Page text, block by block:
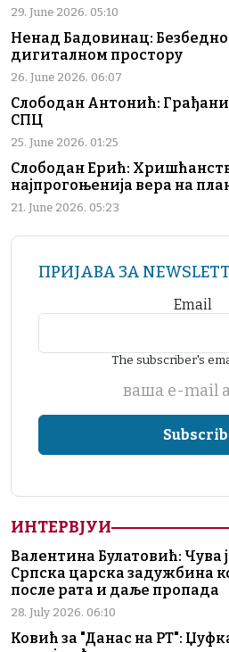
29. June 2026. 05:10
Ненад Бадовинац:
дигиталном простору
26. June 2026. 06:07
Слободан Антонић:
СПЦ
25. June 2026. 01:25
Слободан Ерић:
најпрогоњенија вера на
21. June 2026. 05:23
ПРИЈАВА ЗА
Email
The subscriber's
ваша е-mail
ИНТЕРВЈУИ
Валентина Булатовић: Чува
Српска царска задужбина
после рата и даље пропада
28. July 2026. 06:10
Ковић за "Данас на РТ":